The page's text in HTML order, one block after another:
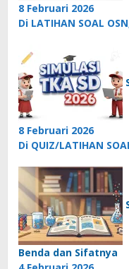
8 Februari 2026
Di LATIHAN SOAL
8 Februari 2026
Di QUIZ/LATIHAN
Benda dan Sifatnya